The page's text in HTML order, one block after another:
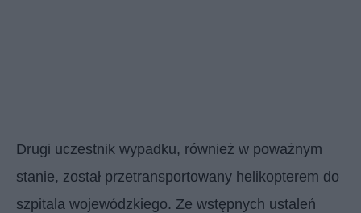
Drugi uczestnik wypadku, również w poważnym
stanie, został przetransportowany helikopterem do
szpitala wojewódzkiego. Ze wstępnych ustaleń